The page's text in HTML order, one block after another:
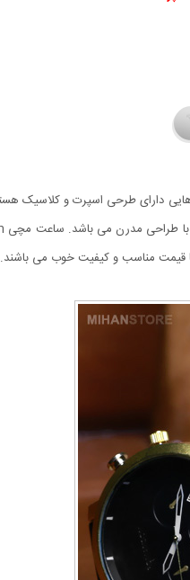
قیمت مناسب و کیفیت خوب می باشند.